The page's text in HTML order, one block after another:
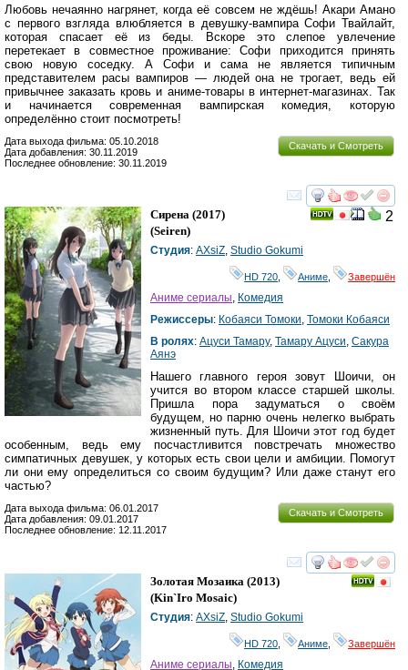
Любовь нечаянно нагрянет, когда её совсем не ждёшь! Акари Амано
с первого взгляда влюбляется в девушку-вампира Софи Твайлайт,
которая спасает её из беды. Вскоре это слепое увлечение
перетекает в совместное проживание: Софи приходится принять
свою новую соседку. А Софи и сама не является типичным
представителем расы вампиров — людей она не трогает, ведь ей
привычнее заказать кровь и аниме-товары в интернет-магазинах. Так
и начинается современная вампирская комедия, которую
определённо стоит посмотреть!
Скачать и Смотреть
Дата выхода фильма: 05.10.2018
Дата добавления: 30.11.2019
Последнее обновление: 30.11.2019
смотреть
2
Сирена (2017)
(Seiren)
Студия: AXsiZ, Studio Gokumi
HD 720 Аниме Завершён
Аниме сериалы, Комедия
Режиссеры: Кобаяси Томоки, Томоки Кобаяси
В ролях: Ацуси Тамару, Тамару Ацуси, Сакура
Аянэ
Нашего главного героя зовут Шоичи, он
учится во втором классе старшей школы.
Пришла пора задуматься о своём
будущем, но парню очень нелегко выбрать
жизненный путь. Для Шоичи этот год будет
особенным, ведь ему посчастливится повстречать множество
симпатичных девушек, у которых есть свои цели и амбиции. Помогут
ли они ему определиться со своим будущим? Или даже станут его
частью?
Скачать и Смотреть
Дата выхода фильма: 06.01.2017
Дата добавления: 09.01.2017
Последнее обновление: 12.11.2017
смотреть
Золотая Мозаика (2013)
(Kin`iro Mosaic)
Студия: AXsiZ, Studio Gokumi
HD 720 Аниме Завершён
Аниме сериалы, Комедия